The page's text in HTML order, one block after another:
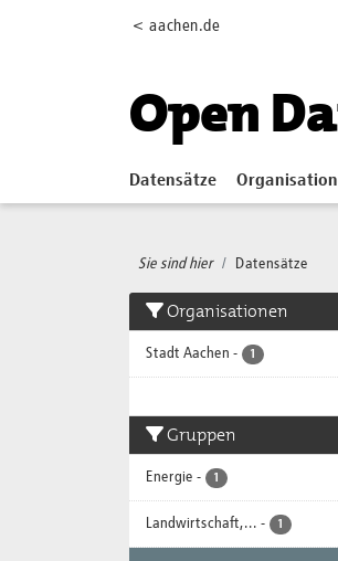
< aachen.de
Open
Datensätze
Sie sind hier Datensätze
Organisationen
Stadt Aachen - 1
Gruppen
Energie - 1
Landwirtschaft,... - 1